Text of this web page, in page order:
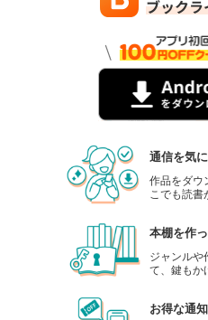
通信を気
作品をダウ
こでも読書
本棚を作
ジャンルや
て、鍵もか
お得な通